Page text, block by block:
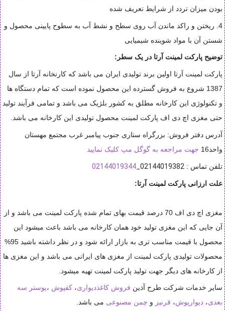
بودن میزان تردد از شرایط تعریف شده
4. ریختن و راکد ماندن آب روی سطح و نشط آب به سطوح پایینی محصول و
شستن آن با مواد شوینده شیمیایی
توضیح پارکت لمینت آرتا در یک سطر:
پارکت لمینت آرتا اولین برند تولیدی ایران می باشد که کارنخانه آرتا از سال
1387 شروع به فروش گسترده این محصول نموده است که تمام دستگاه ها
و تکنولوژی این کارخانه مطلق به کشور بلژیک می باشد و تمامی فرآیند تولید
حتی مغزی اچ دی اف پارکت لمینت محصول تولیدی این کارخانه می باشد.
آدرس دفتر فروش: بزرگراه ستاری جنوب پیامبر غرب مجتمع مهستان
واحد16
جهت مراجعه به گوگل مپ کلیک نمایید
تلفن تماس : 02144019382_
02144019344
علت ارزانی پارکت لمینت آرتا:
مغزی اچ دی اف 70 درصد قیمت بهای تمام شده پارکت لمینت می باشد و از
آن جایی که این مغزی تولید خود همان کارخانه می باشد باعث میشود این
محصول با قیمت مناسب تری به بازار ارائه شود و در نظر داشته باشید 95%
محصولات تولیدی پارکت لمینت از مغزی های ایرانی می باشد و این مغزی ها
از کارخانه های دیگر جهت تولید پارکت لمینت تهیه میشود.
سایر خدمات شرکت طرح آذین فروش کاغذدیواری، کفپوش ،پوستر سه
بعدی، دیوارپوش، قرنیز و چمن مصنوعی می باشد.